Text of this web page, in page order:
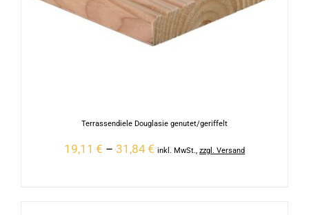
Terrassendiele Douglasie genutet/geriffelt
19,11 € – 31,84€ inkl. MwSt., zzgl. Versand